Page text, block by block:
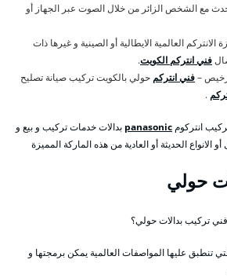
مع الشخص الزائر من خلال الصوت عبر الجهاز أو
الانتركم العالمية الايطالية أو الصينية و غيرها ذات
فني انتركم الكويت.
–فني انتركم حولي بالكويت تركيب صيانة تصليح
.
انتركوم panasonic بدالات خدمات تركيب و بيع و
الانواع الحديثة أو العادية من هذه الماركة المميزة
حولي
تركيب بدالات حولي؟
تنطبق عليها المواصفات العالمية يمكن برمجتها و